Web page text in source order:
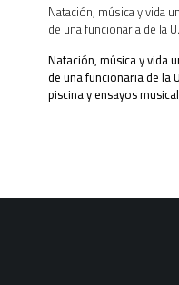
Natación, música y vida
de una funcionaria de la
Natación, música y vida
de una funcionaria de la
piscina y ensayos